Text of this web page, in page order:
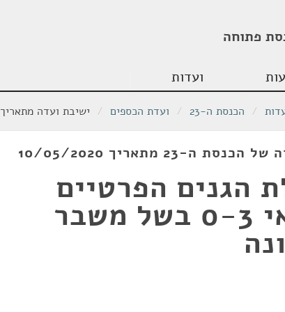
פתוחה
ועדות
/ הכנסת ה-23 / ועדת הכספים / ישיבת ועדה מתאריך 10/05/2020
ה-23 מתאריך 10/05/2020
הגנים הפרטיים
לגילאי 0-3 בשל משבר